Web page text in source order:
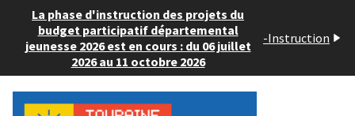
La phase d'instruction des projets du
budget participatif départemental
jeunesse 2026 est en cours : du 06 juillet
2026 au 11 octobre 2026
-Instruction